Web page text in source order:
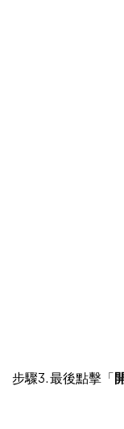
步驟3. 最後點擊「